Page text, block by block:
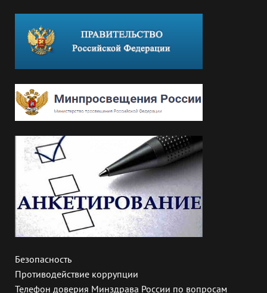
Безопасность
Противодействие коррупции
Телефон доверия Минздрава России по вопросам